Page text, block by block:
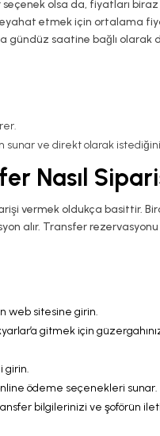
olsa da, fiyatları
etmek için ortalama
gündüz saatine bağlı olarak
sunar ve direkt olarak
Nasıl
vermek oldukça basittir.
alır. Transfer
web sitesine girin.
gitmek için
girin.
ödeme seçenekleri sunar.
bilgilerinizi ve şoförün